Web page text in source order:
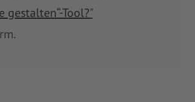
Tool?"